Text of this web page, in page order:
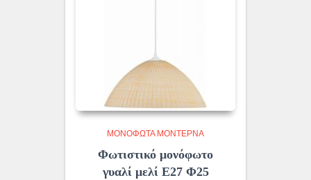
ΜΟΝΌΦΩΤΑ ΜΟΝΤΈΡΝΑ
Φωτιστικό μονόφωτο
γυαλί μελί Ε27 Φ25